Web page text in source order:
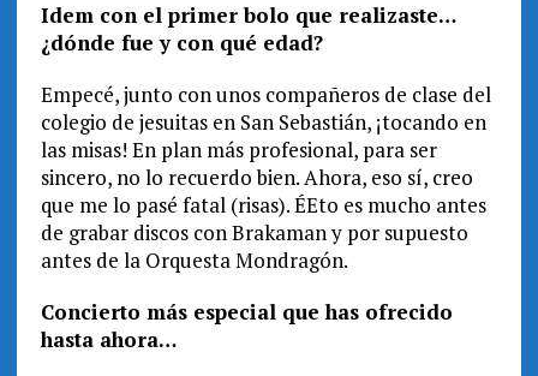
Idem con el primer bolo que realizaste…
¿dónde fue y con qué edad?
Empecé, junto con unos compañeros de clase del
colegio de jesuitas en San Sebastián, ¡tocando en
las misas! En plan más profesional, para ser
sincero, no lo recuerdo bien. Ahora, eso sí, creo
que me lo pasé fatal (risas). ÉEto es mucho antes
de grabar discos con Brakaman y por supuesto
antes de la Orquesta Mondragón.
Concierto más especial que has ofrecido
hasta ahora…